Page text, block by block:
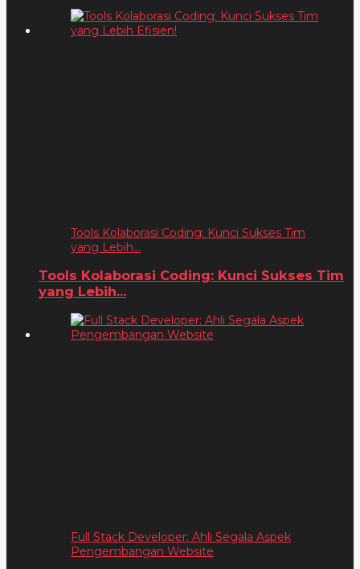
Tools Kolaborasi Coding: Kunci Sukses Tim
yang Lebih...
Tools Kolaborasi Coding: Kunci Sukses Tim
yang Lebih...
Full Stack Developer: Ahli Segala Aspek
Pengembangan Website